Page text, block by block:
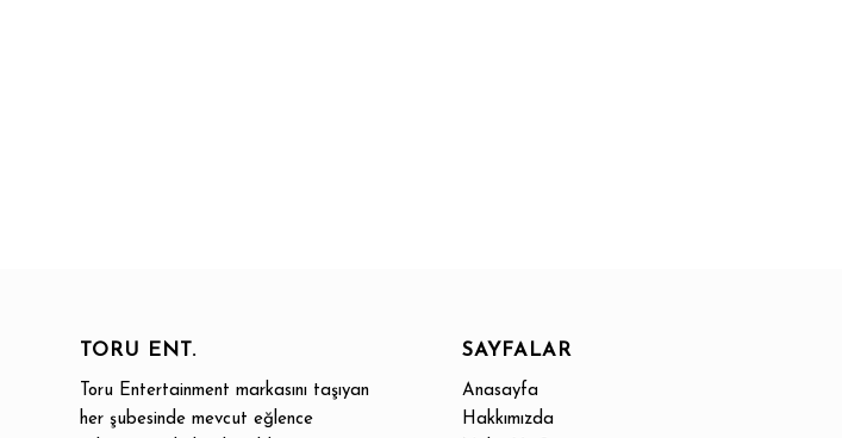
TORU ENT.
Toru Entertainment markasını taşıyan
her şubesinde mevcut eğlence
SAYFALAR
Anasayfa
Hakkımızda